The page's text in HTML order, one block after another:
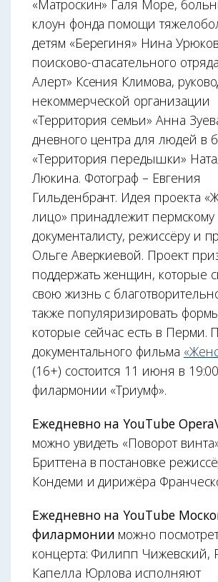
«Матроскин» Галя Море,
клоун фонда помощи
детям «Берегиня» Нина
поисково-спасательного
Алерт» Ксения Климова,
некоммерческой организации
«Территория семьи» Анна
дневного центра для людей в
«Территория передышки»
Люкина. Фотограф – Евгения
Гильденбрант. Идея проекта
лицо» принадлежит пермскому
документалисту, режиссёру и
Ольге Аверкиевой. Проект
поддержать женщин, которые
свою жизнь с
также популяризировать
которые сейчас есть в Перми.
документального фильма
(16+) состоится 11 июня в
филармонии «Триумф».
Ежедневно на YouTube
можно увидеть «Поворот
Бриттена в постановке
Кондеми и дирижёра
Ежедневно на YouTube
филармонии можно
концерта: Филипп
Капелла Юрлова исполняют